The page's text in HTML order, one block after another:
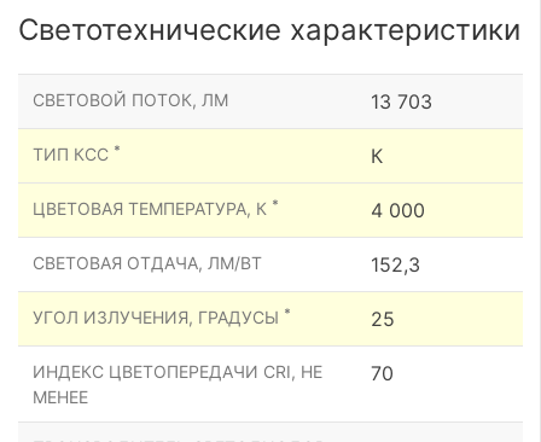
Светотехнические характеристики
СВЕТОВОЙ ПОТОК, ЛМ 13 703
ТИП КСС * К
ЦВЕТОВАЯ ТЕМПЕРАТУРА, К * 4 000
СВЕТОВАЯ ОТДАЧА, ЛМ/ВТ 152,3
УГОЛ ИЗЛУЧЕНИЯ, ГРАДУСЫ * 25
ИНДЕКС ЦВЕТОПЕРЕДАЧИ CRI, НЕ
МЕНЕЕ
70